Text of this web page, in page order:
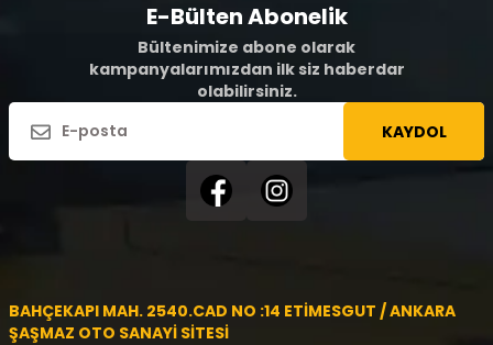
E-Bülten Abonelik
Bültenimize abone olarak
kampanyalarımızdan ilk siz haberdar
olabilirsiniz.
KAYDOL
BAHÇEKAPI MAH. 2540.CAD NO :14 ETİMESGUT / ANKARA
ŞAŞMAZ OTO SANAYİ SİTESİ